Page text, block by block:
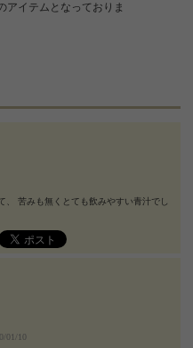
アイテムとなっておりま
、 苦みも無くとても飲みやすい青汁でし
01/10